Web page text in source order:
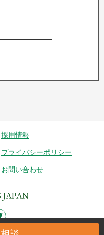
採用情報
プライバシーポリシー
お問い合わせ